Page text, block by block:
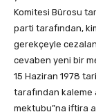
Komitesi Bürosu
parti tarafından,
gerekçeyle
cevaben yeni bir
15 Haziran 1978
tarafından kaleme
mektubu”na iftira